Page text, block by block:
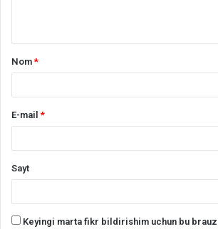
Nom*
E-mail*
Sayt
Keyingi marta fikr bildirishim uchun bu